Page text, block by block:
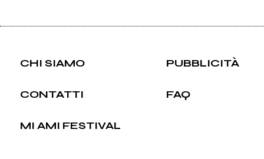
CHI SIAMO PUBBLICITÀ
CONTATTI FAQ
MI AMI FESTIVAL